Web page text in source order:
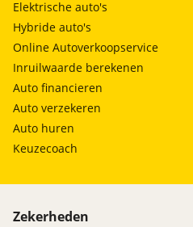
Elektrische auto's
Hybride auto's
Online Autoverkoopservice
Inruilwaarde berekenen
Auto financieren
Auto verzekeren
Auto huren
Keuzecoach
Zekerheden